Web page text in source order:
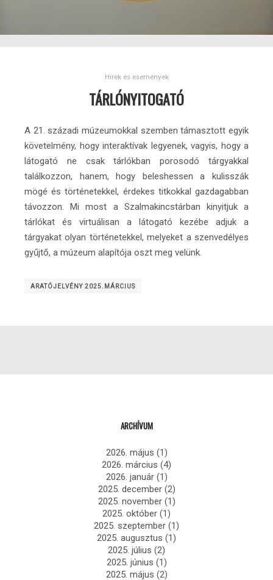
Hírek és események
TÁRLÓNYITOGATÓ
A 21. századi múzeumokkal szemben támasztott egyik
követelmény, hogy interaktívak legyenek, vagyis, hogy a
látogató ne csak tárlókban porosodó tárgyakkal
találkozzon, hanem, hogy beleshessen a kulisszák
mögé és történetekkel, érdekes titkokkal gazdagabban
távozzon. Mi most a Szalmakincstárban kinyitjuk a
tárlókat és virtuálisan a látogató kezébe adjuk a
tárgyakat olyan történetekkel, melyeket a szenvedélyes
gyűjtő, a múzeum alapítója oszt meg velünk.
ARATÓJELVÉNY 2025.MÁRCIUS
ARCHÍVUM
2026. május (1)
2026. március (4)
2026. január(1)
2025. december(2)
2025. november(1)
2025. október (1)
2025. szeptember (1)
2025. augusztus (1)
2025. július (2)
2025. június (1)
2025. május (2)